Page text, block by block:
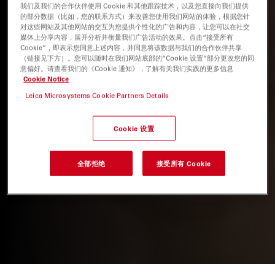
我们及我们的合作伙伴使用 Cookie 和其他跟踪技术，以及您直接向我们提供
的部分数据（比如，您的联系方式）来改善您使用我们网站的体验，根据您针
对这些网站及其他网站的交互为您提供个性化的广告和内容，让您可以在社交
媒体上分享内容，展开分析并衡量我们广告活动的效果。点击“接受所有
Cookie”，即表示您同意上述内容，并同意将该数据与我们的合作伙伴共享
（链接见下方）。您可以随时在我们网站底部的“Cookie 设置”部分更改您的同
意偏好。请查看我们的《Cookie 通知》，了解有关我们实践的更多信息
Cookie Notice
Leica Microsystems Cookie Partners Details
Cookie 设置
全部拒绝 接受所有 Cookie